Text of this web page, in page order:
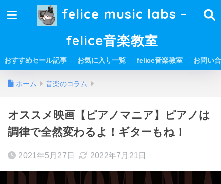
felice music labs –
felice音楽教室
おすすめセール記事 お気に入り一覧 felice音楽教室 お問い
ホーム 音楽のコラム
オススメ映画【ピアノマニア】ピアノは
調律で全然変わるよ！ギターもね！
2021年5月27日 2022年7月21日